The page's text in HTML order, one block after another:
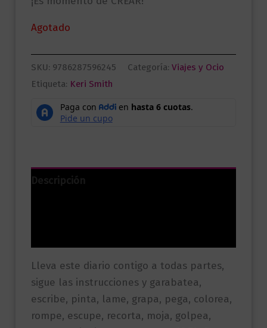
Agotado
SKU: 9786287596245 Categoría: Viajes y Ocio
Etiqueta: Keri Smith
Descripción
Lleva este diario contigo a todas partes,
sigue las instrucciones y garabatea,
escribe, pinta, lame, grapa, pega, colorea,
rompe, escupe, recorta, moja, golpea,